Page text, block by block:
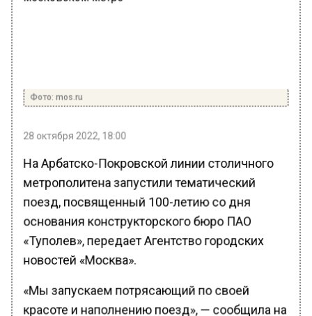
Фото: mos.ru
28 октября 2022, 18:00
На Арбатско-Покровской линии столичного
метрополитена запустили тематический
поезд, посвященный 100-летию со дня
основания конструкторского бюро ПАО
«Туполев», передает Агентство городских
новостей «Москва».
«Мы запускаем потрясающий по своей
красоте и наполнению поезд», — сообщила на